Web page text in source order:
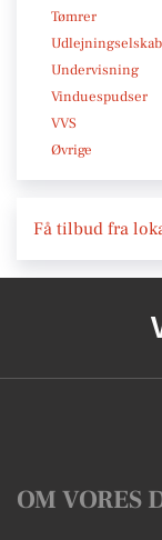
Tømrer
Udlejningselskab
Undervisning
Vinduespudser
VVS
Øvrige
Få tilbud fra
OM VORES